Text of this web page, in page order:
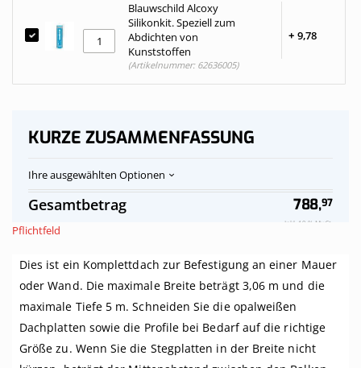
Blauwschild Alcoxy
Silikonkit. Speziell zum
Abdichten von
Kunststoffen
+ 9,78
(Artikelnummer: 62636005)
Pflichtfeld
KURZE ZUSAMMENFASSUNG
Ihre ausgewählten Optionen
Polycarbonat-
Stegplatten
Dach,
opalweiß
an
Mauer,
bis
3,06
x
Auf
Vorrat
Gesamtbetrag 788,97
Inkl. 19 % MwSt.
Dies ist ein Komplettdach zur Befestigung an einer Mauer
oder Wand. Die maximale Breite beträgt 3,06 m und die
maximale Tiefe 5 m. Schneiden Sie die opalweißen
Dachplatten sowie die Profile bei Bedarf auf die richtige
Größe zu. Wenn Sie die Stegplatten in der Breite nicht